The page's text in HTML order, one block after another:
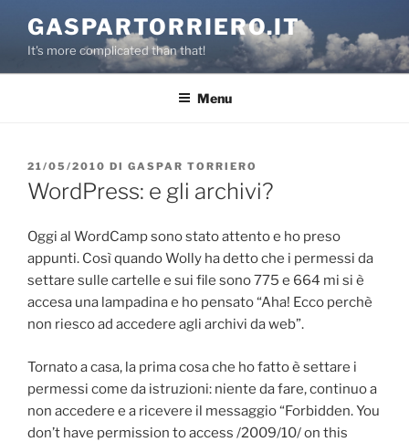
contenuto
GASPARTORRIERO.IT
It's more complicated than that!
Menu
PUBBLICATO
IL
21/05/2010 DI GASPAR TORRIERO
WordPress: e gli archivi?
Oggi al WordCamp sono stato attento e ho preso
appunti. Così quando Wolly ha detto che i permessi da
settare sulle cartelle e sui file sono 775 e 664 mi si è
accesa una lampadina e ho pensato “Aha! Ecco perchè
non riesco ad accedere agli archivi da web”.
Tornato a casa, la prima cosa che ho fatto è settare i
permessi come da istruzioni: niente da fare, continuo a
non accedere e a ricevere il messaggio “Forbidden. You
don’t have permission to access /2009/10/ on this